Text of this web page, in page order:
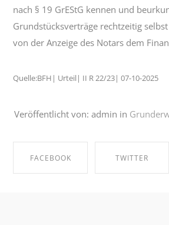
nach § 19 GrEStG kennen und
Grundstücksverträge rechtzeitig
von der Anzeige des Notars dem
Quelle:BFH| Urteil| II R 22/23| 07-10-2025
Veröffentlicht von: admin in
FACEBOOK TWITTER